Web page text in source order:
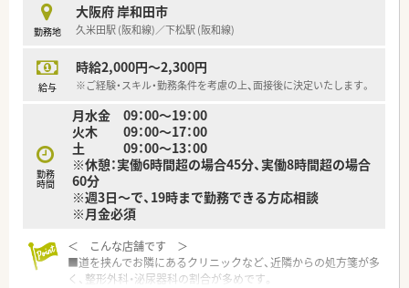
勤務地
大阪府 岸和田市
久米田駅 (阪和線)／下松駅 (阪和線)
給与
時給2,000円～2,300円
※ご経験・スキル・勤務条件を考慮の上、面接後に決定いたします。
勤務
時間
月水金 09：00～19：00
火木 09：00～17：00
土 09：00～13：00
※休憩：実働6時間超の場合45分、実働8時間超の場合
60分
※週3日～で、19時まで勤務できる方応相談
※月金必須
＜ こんな店舗です ＞
■道を挟んでお隣にあるクリニックなど、近隣からの処方箋が多
く、整形外科・泌尿器科の割合が多めです。